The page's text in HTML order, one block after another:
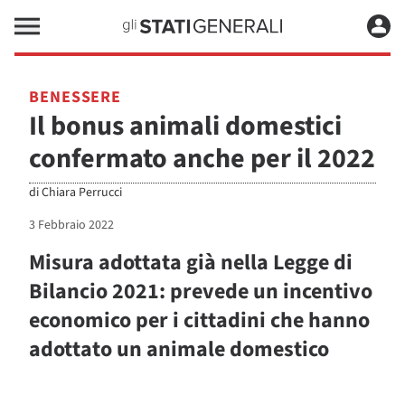
BENESSERE
Il bonus animali domestici
confermato anche per il 2022
diChiara Perrucci
3 Febbraio 2022
Misura adottata già nella Legge di
Bilancio 2021: prevede un incentivo
economico per i cittadini che hanno
adottato un animale domestico